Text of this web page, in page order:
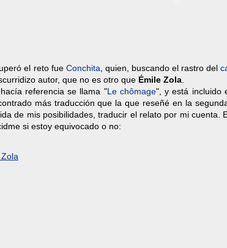
el reto fue Conchita , quien, buscando el rastro del
autor, que no es otro que Émile Zola
referencia se llama "Le chômage", y está incluido
más traducción que la que reseñé en la
de mis posibilidades, traducir el relato por mi cuenta.
si estoy equivocado o no: